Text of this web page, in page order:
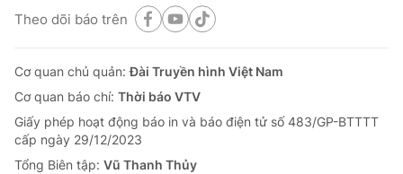
Theo dõi báo trên
Cơ quan chủ quản:Đài Truyền hình Việt Nam
Cơ quan báo chí: Thời báo VTV
Giấy phép hoạt động báo in và báo điện tử số 483/GP-BTTTT
cấp ngày 29/12/2023
Tổng Biên tập: Vũ Thanh Thủy